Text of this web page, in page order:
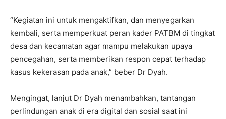
“Kegiatan ini untuk mengaktifkan, dan menyegarkan
kembali, serta memperkuat peran kader PATBM di tingkat
desa dan kecamatan agar mampu melakukan upaya
pencegahan, serta memberikan respon cepat terhadap
kasus kekerasan pada anak,” beber Dr Dyah.
Mengingat, lanjut Dr Dyah menambahkan, tantangan
perlindungan anak di era digital dan sosial saat ini